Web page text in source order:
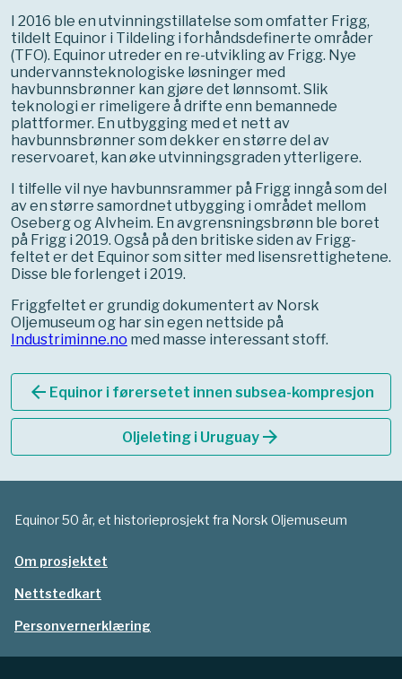
I 2016 ble en utvinningstillatelse som omfatter Frigg,
tildelt Equinor i Tildeling i forhåndsdefinerte områder
(TFO). Equinor utreder en re-utvikling av Frigg. Nye
undervannsteknologiske løsninger med
havbunnsbrønner kan gjøre det lønnsomt. Slik
teknologi er rimeligere å drifte enn bemannede
plattformer. En utbygging med et nett av
havbunnsbrønner som dekker en større del av
reservoaret, kan øke utvinningsgraden ytterligere.
I tilfelle vil nye havbunnsrammer på Frigg inngå som del
av en større samordnet utbygging i området mellom
Oseberg og Alvheim. En avgrensningsbrønn ble boret
på Frigg i 2019. Også på den britiske siden av Frigg-
feltet er det Equinor som sitter med lisensrettighetene.
Disse ble forlenget i 2019.
Friggfeltet er grundig dokumentert av Norsk
Oljemuseum og har sin egen nettside på
Industriminne.no med masse interessant stoff.
arrow_back Equinor i førersetet innen subsea-kompresjon
Oljeleting i Uruguayarrow_forward
Equinor 50 år, et historieprosjekt fra Norsk Oljemuseum
Om prosjektet
Nettstedkart
Personvernerklæring